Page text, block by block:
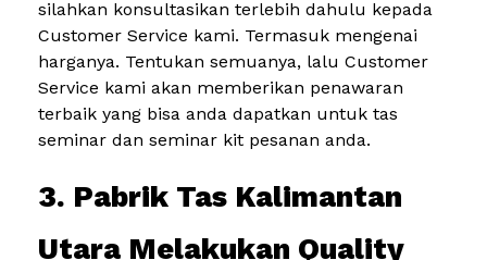
silahkan konsultasikan terlebih dahulu kepada
Customer Service kami. Termasuk mengenai
harganya. Tentukan semuanya, lalu Customer
Service kami akan memberikan penawaran
terbaik yang bisa anda dapatkan untuk tas
seminar dan seminar kit pesanan anda.
3. Pabrik Tas Kalimantan
Utara Melakukan Quality